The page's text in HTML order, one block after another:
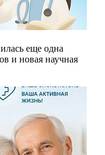
еще одна
и новая научная